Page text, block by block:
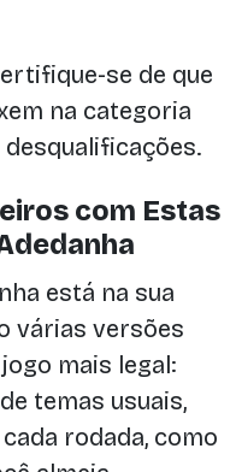
se de que
na categoria
com Estas
está na sua
várias versões
mais legal:
temas usuais,
rodada, como